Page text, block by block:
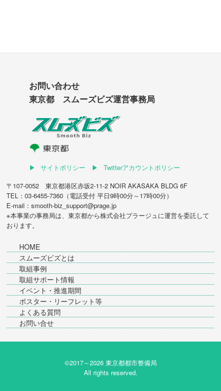
お問い合わせ
東京都 スムーズビズ運営事務局
サイトポリシー
Twitterアカウントポリシー
〒107-0052 東京都港区赤坂2-11-2 NOIR AKASAKA BLDG 6F
TEL：03-6455-7360（電話受付 平日9時00分～17時00分）
E-mail：smooth-biz_support@prage.jp
※本事業の事務局は、東京都から株式会社プラージュに運営を委託して
おります。
HOME
スムーズビズとは
取組事例
取組サポート情報
イベント・推進期間
ポスター・リーフレット等
よくある質問
お問い合せ
©2017～2026 東京都都市整備局
All rights reserved.